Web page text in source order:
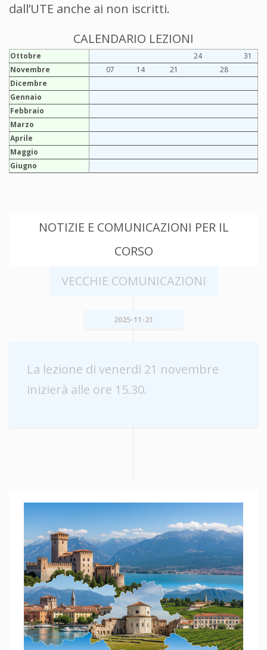
dall’UTE anche ai non iscritti.
CALENDARIO LEZIONI
Ottobre 24
31
Novembre
07 14 21
28
Dicembre
Gennaio
Febbraio
Marzo
Aprile
Maggio
Giugno
NOTIZIE E COMUNICAZIONI PER IL
CORSO
VECCHIE COMUNICAZIONI
2025-11-21
La lezione di venerdì 21 novembre
inizierà alle ore 15.30.